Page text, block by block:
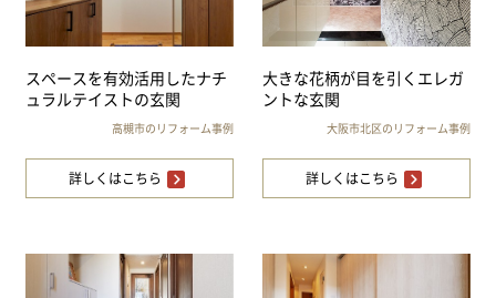
スペースを有効活用したナチ
ュラルテイストの玄関
高槻市のリフォーム事例
詳しくはこちら
大きな花柄が目を引くエレガ
ントな玄関
大阪市北区のリフォーム事例
詳しくはこちら